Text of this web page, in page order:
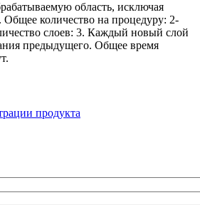
область, исключая
Общее количество на процедуру: 2-
слоев: 3. Каждый новый слой
предыдущего. Общее время
продукта